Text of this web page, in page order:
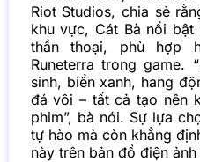
Riot Studios, chia sẻ
khu vực, Cát Bà nổi
thần thoại, phù hợp
Runeterra trong game.
sinh, biển xanh, hang
đá vôi – tất cả tạo nên
phim”, bà nói. Sự lựa
tự hào mà còn khẳng
này trên bản đồ điện